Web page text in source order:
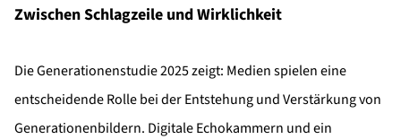
Zwischen Schlagzeile und Wirklichkeit
Die Generationenstudie 2025 zeigt: Medien spielen eine
entscheidende Rolle bei der Entstehung und Verstärkung von
Generationenbildern. Digitale Echokammern und ein